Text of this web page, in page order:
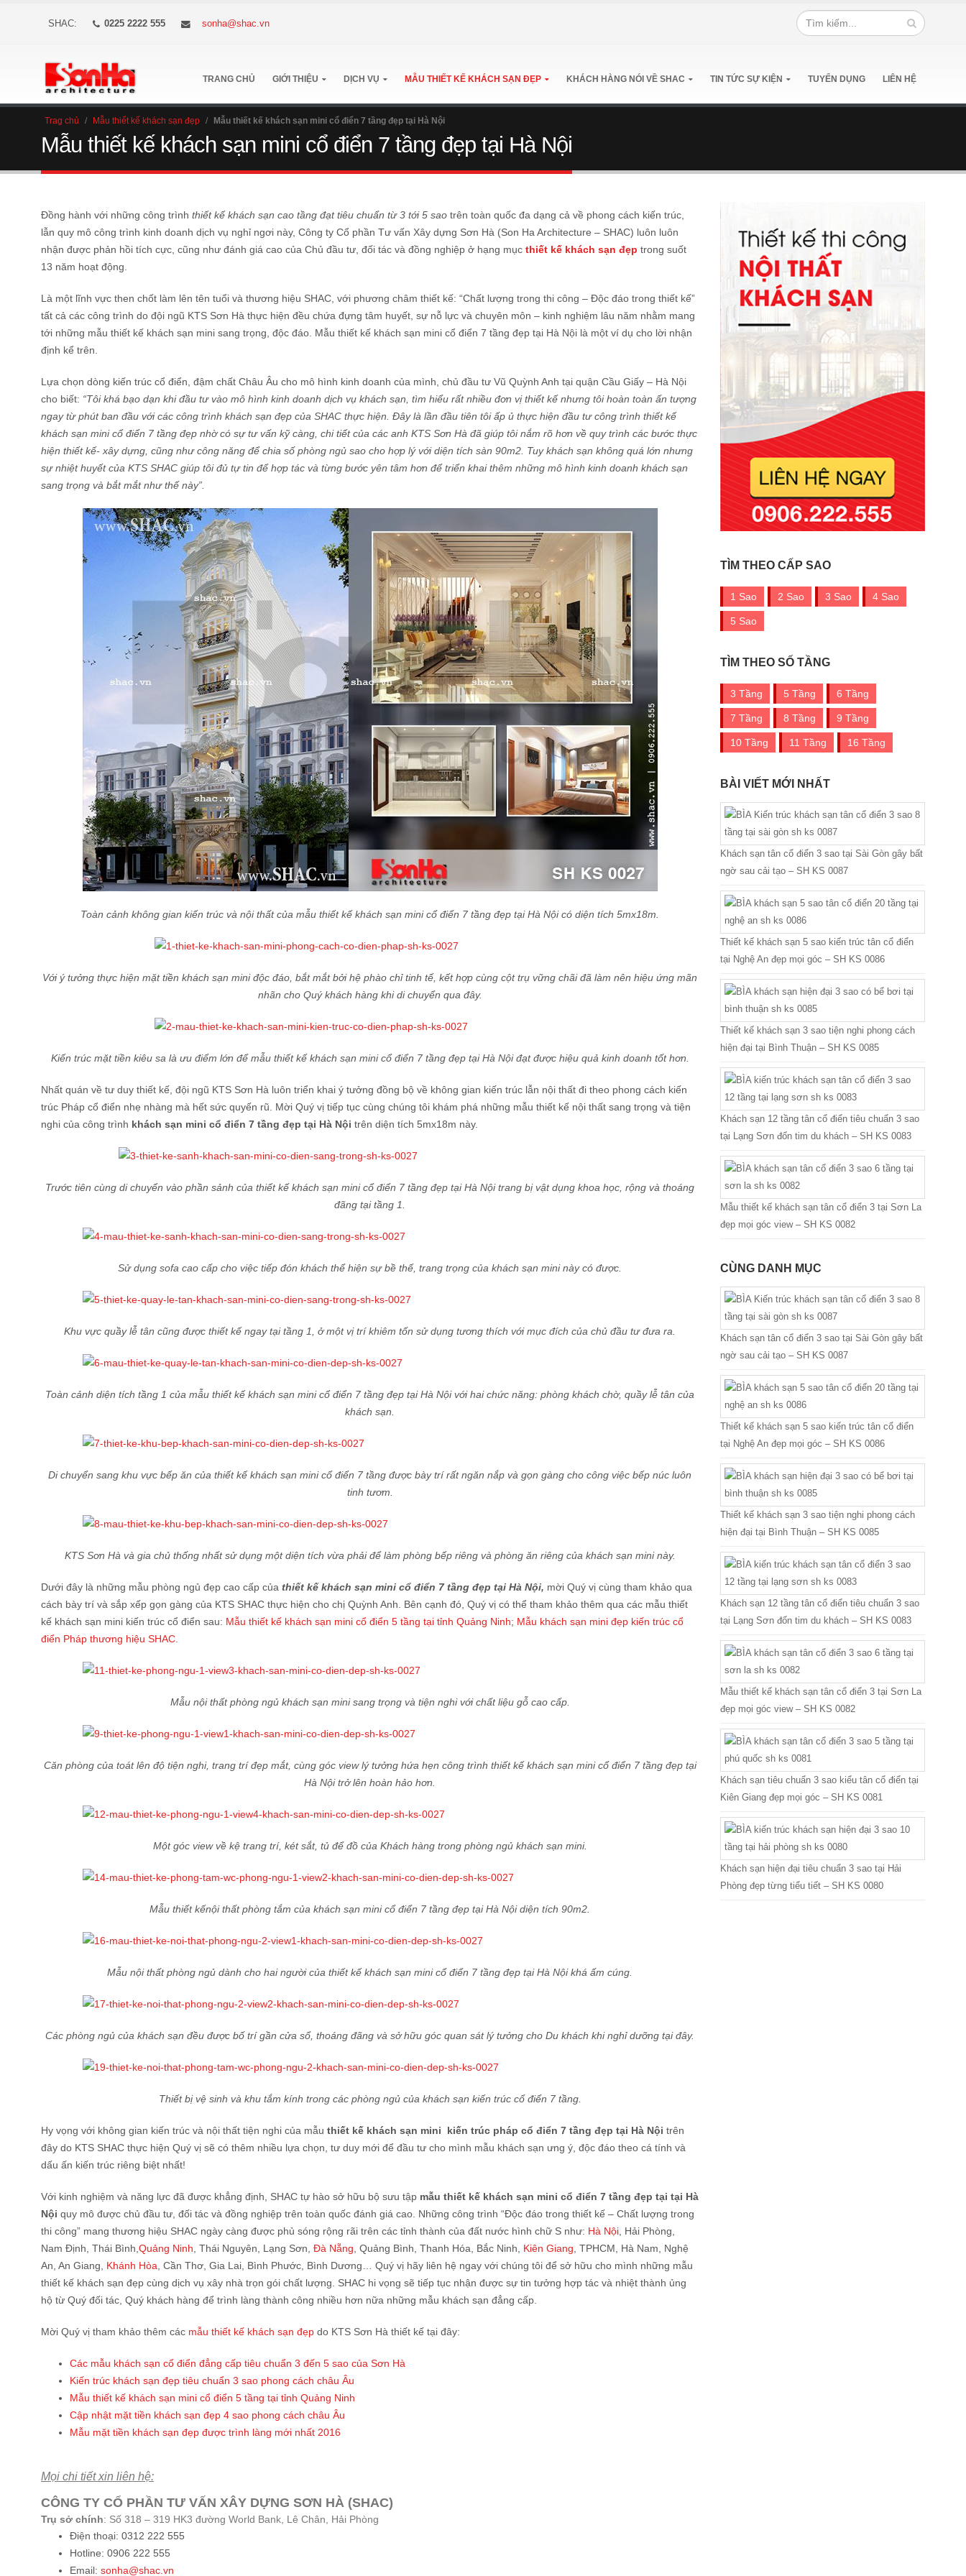
SHAC: 0225 2222 555 sonha@shac.vn
TRANG CHỦ GIỚI THIỆU DỊCH VỤ MẪU THIẾT KẾ KHÁCH SẠN ĐẸP KHÁCH HÀNG NÓI VỀ SHAC TIN TỨC SỰ KIỆN TUYỂN DỤNG LIÊN HỆ
Trag chủ / Mẫu thiết kế khách sạn đẹp / Mẫu thiết kế khách sạn mini cổ điển 7 tầng đẹp tại Hà Nội
Mẫu thiết kế khách sạn mini cổ điển 7 tầng đẹp tại Hà Nội
Đồng hành với những công trình thiết kế khách sạn cao tầng đạt tiêu chuẩn từ 3 tới 5 sao trên toàn quốc đa dạng cả về phong cách kiến trúc,
lẫn quy mô công trình kinh doanh dịch vụ nghỉ ngơi này, Công ty Cổ phần Tư vấn Xây dựng Sơn Hà (Son Ha Architecture – SHAC) luôn luôn
nhận được phản hồi tích cực, cũng như đánh giá cao của Chủ đầu tư, đối tác và đồng nghiệp ở hạng mục thiết kế khách sạn đẹp trong suốt
13 năm hoạt động.
Là một lĩnh vực then chốt làm lên tên tuổi và thương hiệu SHAC, với phương châm thiết kế: “Chất lượng trong thi công – Độc đáo trong thiết kế”
tất cả các công trình do đội ngũ KTS Sơn Hà thực hiện đều chứa đựng tâm huyết, sự nỗ lực và chuyên môn – kinh nghiệm lâu năm nhằm mang
tới những mẫu thiết kế khách sạn mini sang trọng, độc đáo. Mẫu thiết kế khách sạn mini cổ điển 7 tầng đẹp tại Hà Nội là một ví dụ cho lời nhận
định kể trên.
Lựa chọn dòng kiến trúc cổ điển, đậm chất Châu Âu cho mô hình kinh doanh của mình, chủ đầu tư Vũ Quỳnh Anh tại quận Cầu Giấy – Hà Nội
cho biết: “Tôi khá bạo dạn khi đầu tư vào mô hình kinh doanh dịch vụ khách sạn, tìm hiểu rất nhiều đơn vị thiết kế nhưng tôi hoàn toàn ấn tượng
ngay từ phút ban đầu với các công trình khách sạn đẹp của SHAC thực hiện. Đây là lần đầu tiên tôi ấp ủ thực hiện đầu tư công trình thiết kế
khách sạn mini cổ điển 7 tầng đẹp nhờ có sự tư vấn kỹ càng, chi tiết của các anh KTS Sơn Hà đã giúp tôi nắm rõ hơn về quy trình các bước thực
hiện thiết kế- xây dựng, cũng như công năng để chia số phòng ngủ sao cho hợp lý với diện tích sàn 90m2. Tuy khách sạn không quá lớn nhưng
sự nhiệt huyết của KTS SHAC giúp tôi đủ tự tin để hợp tác và từng bước yên tâm hơn để triển khai thêm những mô hình kinh doanh khách sạn
sang trọng và bắt mắt như thế này”.
Toàn cảnh không gian kiến trúc và nội thất của mẫu thiết kế khách sạn mini cổ điển 7 tầng đẹp tại Hà Nội có diện tích 5mx18m.
Với ý tưởng thực hiện mặt tiền khách sạn mini độc đáo, bắt mắt bởi hệ phào chỉ tinh tế, kết hợp cùng cột trụ vững chãi đã làm nên hiệu ứng mãn
nhãn cho Quý khách hàng khi di chuyển qua đây.
Kiến trúc mặt tiền kiêu sa là ưu điểm lớn để mẫu thiết kế khách sạn mini cổ điển 7 tầng đẹp tại Hà Nội đạt được hiệu quả kinh doanh tốt hơn.
Nhất quán về tư duy thiết kế, đội ngũ KTS Sơn Hà luôn triển khai ý tưởng đồng bộ về không gian kiến trúc lẫn nội thất đi theo phong cách kiến
trúc Pháp cổ điển nhẹ nhàng mà hết sức quyến rũ. Mời Quý vị tiếp tục cùng chúng tôi khám phá những mẫu thiết kế nội thất sang trọng và tiện
nghi của công trình khách sạn mini cổ điển 7 tầng đẹp tại Hà Nội trên diện tích 5mx18m này.
Trước tiên cùng di chuyển vào phần sảnh của thiết kế khách sạn mini cổ điển 7 tầng đẹp tại Hà Nội trang bị vật dụng khoa học, rộng và thoáng
đãng tại tầng 1.
Sử dụng sofa cao cấp cho việc tiếp đón khách thể hiện sự bề thế, trang trọng của khách sạn mini này có được.
Khu vực quầy lễ tân cũng được thiết kế ngay tại tầng 1, ở một vị trí khiêm tốn sử dụng tương thích với mục đích của chủ đầu tư đưa ra.
Toàn cảnh diện tích tầng 1 của mẫu thiết kế khách sạn mini cổ điển 7 tầng đẹp tại Hà Nội với hai chức năng: phòng khách chờ, quầy lễ tân của
khách sạn.
Di chuyển sang khu vực bếp ăn của thiết kế khách sạn mini cổ điển 7 tầng được bày trí rất ngăn nắp và gọn gàng cho công việc bếp núc luôn
tinh tươm.
KTS Sơn Hà và gia chủ thống nhất sử dụng một diện tích vừa phải để làm phòng bếp riêng và phòng ăn riêng của khách sạn mini này.
Dưới đây là những mẫu phòng ngủ đẹp cao cấp của thiết kế khách sạn mini cổ điển 7 tầng đẹp tại Hà Nội, mời Quý vị cùng tham khảo qua
cách bày trí và sắp xếp gọn gàng của KTS SHAC thực hiện cho chị Quỳnh Anh. Bên cạnh đó, Quý vị có thể tham khảo thêm qua các mẫu thiết
kế khách sạn mini kiến trúc cổ điển sau: Mẫu thiết kế khách sạn mini cổ điển 5 tầng tại tỉnh Quảng Ninh; Mẫu khách sạn mini đẹp kiến trúc cổ
điển Pháp thương hiệu SHAC
Mẫu nội thất phòng ngủ khách sạn mini sang trọng và tiện nghi với chất liệu gỗ cao cấp.
Căn phòng của toát lên độ tiện nghi, trang trí đẹp mắt, cùng góc view lý tưởng hứa hẹn công trình thiết kế khách sạn mini cổ điển 7 tầng đẹp tại
Hà Nội trở lên hoàn hảo hơn.
Một góc view về kệ trang trí, két sắt, tủ để đồ của Khách hàng trong phòng ngủ khách sạn mini.
Mẫu thiết kếnội thất phòng tắm của khách sạn mini cổ điển 7 tầng đẹp tại Hà Nội diện tích 90m2.
Mẫu nội thất phòng ngủ dành cho hai người của thiết kế khách sạn mini cổ điển 7 tầng đẹp tại Hà Nội khá ấm cúng.
Các phòng ngủ của khách sạn đều được bố trí gần cửa sổ, thoáng đãng và sở hữu góc quan sát lý tưởng cho Du khách khi nghỉ dưỡng tại đây.
Thiết bị vệ sinh và khu tắm kính trong các phòng ngủ của khách sạn kiến trúc cổ điển 7 tầng.
Hy vọng với không gian kiến trúc và nội thất tiện nghi của mẫu thiết kế khách sạn mini kiến trúc pháp cổ điển 7 tầng đẹp tại Hà Nội trên
đây do KTS SHAC thực hiện Quý vị sẽ có thêm nhiều lựa chọn, tư duy mới để đầu tư cho mình mẫu khách sạn ưng ý, độc đáo theo cá tính và
dấu ấn kiến trúc riêng biệt nhất!
Với kinh nghiệm và năng lực đã được khẳng định, SHAC tự hào sở hữu bộ sưu tập mẫu thiết kế khách sạn mini cổ điển 7 tầng đẹp tại tại Hà
Nội quy mô được chủ đầu tư, đối tác và đồng nghiệp trên toàn quốc đánh giá cao. Những công trình “Độc đáo trong thiết kế – Chất lượng trong
thi công” mang thương hiệu SHAC ngày càng được phủ sóng rộng rãi trên các tỉnh thành của đất nước hình chữ S như: Hà Nội , Hải Phòng,
Nam Định, Thái Bình, Quảng Ninh , Thái Nguyên, Lạng Sơn, Đà Nẵng , Quảng Bình, Thanh Hóa, Bắc Ninh, Kiên Giang , TPHCM, Hà Nam, Nghệ
An, An Giang, Khánh Hòa , Cần Thơ, Gia Lai, Bình Phước, Bình Dương… Quý vị hãy liên hệ ngay với chúng tôi để sở hữu cho mình những mẫu
thiết kế khách sạn đẹp cùng dịch vụ xây nhà trọn gói chất lượng. SHAC hi vọng sẽ tiếp tục nhận được sự tin tưởng hợp tác và nhiệt thành ủng
hộ từ Quý đối tác, Quý khách hàng để trình làng thành công nhiều hơn nữa những mẫu khách sạn đẳng cấp.
Mời Quý vị tham khảo thêm các mẫu thiết kế khách sạn đẹp do KTS Sơn Hà thiết kế tại đây:
Các mẫu khách sạn cổ điển đẳng cấp tiêu chuẩn 3 đến 5 sao của Sơn Hà
Kiến trúc khách sạn đẹp tiêu chuẩn 3 sao phong cách châu Âu
Mẫu thiết kế khách sạn mini cổ điển 5 tầng tại tỉnh Quảng Ninh
Cập nhật mặt tiền khách sạn đẹp 4 sao phong cách châu Âu
Mẫu mặt tiền khách sạn đẹp được trình làng mới nhất 2016
Mọi chi tiết xin liên hệ:
CÔNG TY CỔ PHẦN TƯ VẤN XÂY DỰNG SƠN HÀ (SHAC)
Trụ sở chính: Số 318 – 319 HK3 đường World Bank, Lê Chân, Hải Phòng
Điện thoại: 0312 222 555
Hotline: 0906 222 555
Email: sonha@shac.vn
TÌM THEO CẤP SAO
1 Sao 2 Sao 3 Sao 4 Sao
5 Sao
TÌM THEO SỐ TẦNG
3 Tầng 5 Tầng 6 Tầng
7 Tầng 8 Tầng 9 Tầng
10 Tầng 11 Tầng 16 Tầng
BÀI VIẾT MỚI NHẤT
Khách sạn tân cổ điển 3 sao tại Sài Gòn gây bất
ngờ sau cải tạo – SH KS 0087
Thiết kế khách sạn 5 sao kiến trúc tân cổ điển
tại Nghệ An đẹp mọi góc – SH KS 0086
Thiết kế khách sạn 3 sao tiện nghi phong cách
hiện đại tại Bình Thuận – SH KS 0085
Khách sạn 12 tầng tân cổ điển tiêu chuẩn 3 sao
tại Lạng Sơn đốn tim du khách – SH KS 0083
Mẫu thiết kế khách sạn tân cổ điển 3 tại Sơn La
đẹp mọi góc view – SH KS 0082
CÙNG DANH MỤC
Khách sạn tân cổ điển 3 sao tại Sài Gòn gây bất
ngờ sau cải tạo – SH KS 0087
Thiết kế khách sạn 5 sao kiến trúc tân cổ điển
tại Nghệ An đẹp mọi góc – SH KS 0086
Thiết kế khách sạn 3 sao tiện nghi phong cách
hiện đại tại Bình Thuận – SH KS 0085
Khách sạn 12 tầng tân cổ điển tiêu chuẩn 3 sao
tại Lạng Sơn đốn tim du khách – SH KS 0083
Mẫu thiết kế khách sạn tân cổ điển 3 tại Sơn La
đẹp mọi góc view – SH KS 0082
Khách sạn tiêu chuẩn 3 sao kiểu tân cổ điển tại
Kiên Giang đẹp mọi góc – SH KS 0081
Khách sạn hiện đại tiêu chuẩn 3 sao tại Hải
Phòng đẹp từng tiểu tiết – SH KS 0080